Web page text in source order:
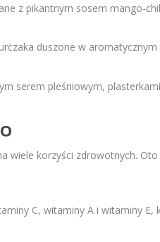
z pikantnym sosem mango-
duszone w
serem pleśniowym,
wiele korzyści zdrowotnych.
C, witaminy A i witaminy E,